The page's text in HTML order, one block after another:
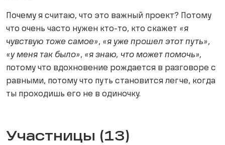
Почему я считаю, что это важный проект? Потому
что очень часто нужен кто-то, кто скажет «я
чувствую тоже самое», «я уже прошел этот путь»,
«у меня так было», «я знаю, что может помочь»,
потому что вдохновение рождается в разговоре с
равными, потому что путь становится легче, когда
ты проходишь его не в одиночку.
Участницы (13)